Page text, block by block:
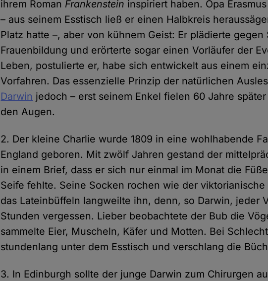
ihrem Roman Frankenstein inspiriert haben. Opa
– aus seinem Esstisch ließ er einen Halbkreis
Platz hatte –, aber von kühnem Geist: Er plädierte
Frauenbildung und erörterte sogar einen Vorläufer der
Leben, postulierte er, habe sich entwickelt aus einem
Vorfahren. Das essenzielle Prinzip der natürlichen
Darwin jedoch – erst seinem Enkel fielen 60 Jahre
den Augen.
2. Der kleine Charlie wurde 1809 in eine wohlhabende
England geboren. Mit zwölf Jahren gestand der
in einem Brief, dass er sich nur einmal im Monat die
Seife fehlte. Seine Socken rochen wie der
das Lateinbüffeln langweilte ihn, denn, so Darwin, jeder
Stunden vergessen. Lieber beobachtete der Bub die
sammelte Eier, Muscheln, Käfer und Motten. Bei
stundenlang unter dem Esstisch und verschlang die
3. In Edinburgh sollte der junge Darwin zum Chirurgen